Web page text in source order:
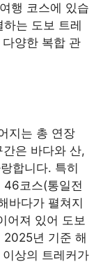
행 코스에 있습
는 도보 트레
양한 복합 관
지는 총 연장
은 바다와 산,
합니다. 특히
46코스(통일전
바다가 펼쳐지
어져 있어 도보
2025년 기준 해
상의 트레커가